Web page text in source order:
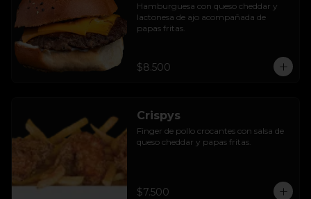
Hamburguesa con queso cheddar y
lactonesa de ajo acompañada de
papas fritas.
$8.500
Crispys
Finger de pollo crocantes con salsa de
queso cheddar y papas fritas.
$7.500